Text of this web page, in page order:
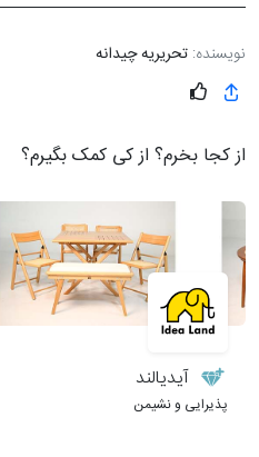
نویسنده: تحریریه چیدانه
از کجا بخرم؟ از کی کمک بگیرم؟
آیدیالند
پذیرایی و نشیمن